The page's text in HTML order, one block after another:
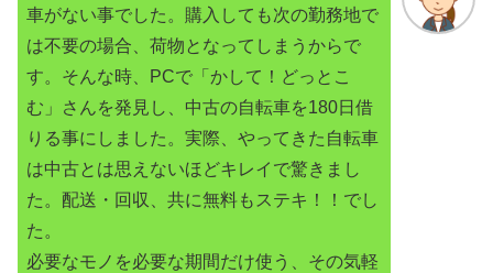
車がない事でした。購入しても次の勤務地で
は不要の場合、荷物となってしまうからで
す。そんな時、PCで「かして！どっとこ
む」さんを発見し、中古の自転車を180日借
りる事にしました。実際、やってきた自転車
は中古とは思えないほどキレイで驚きまし
た。配送・回収、共に無料もステキ！！でし
た。
必要なモノを必要な期間だけ使う、その気軽